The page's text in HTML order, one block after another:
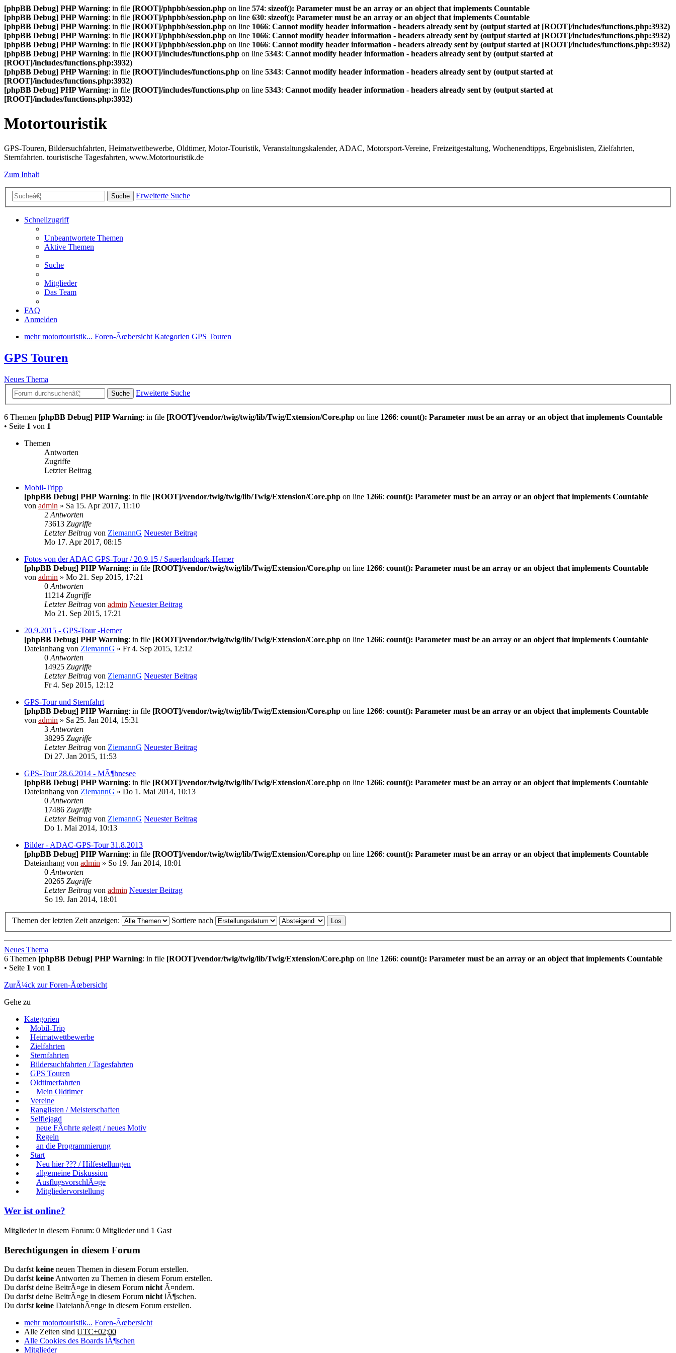
[phpBB Debug] PHP Warning: in file [ROOT]/phpbb/session.php on line 574: sizeof(): Parameter must be an array or an object that implements Countable
[phpBB Debug] PHP Warning: in file [ROOT]/phpbb/session.php on line 630: sizeof(): Parameter must be an array or an object that implements Countable
[phpBB Debug] PHP Warning: in file [ROOT]/phpbb/session.php on line 1066: Cannot modify header information - headers already sent by (output started at [ROOT]/includes/functions.php:3932)
[phpBB Debug] PHP Warning: in file [ROOT]/phpbb/session.php on line 1066: Cannot modify header information - headers already sent by (output started at [ROOT]/includes/functions.php:3932)
[phpBB Debug] PHP Warning: in file [ROOT]/phpbb/session.php on line 1066: Cannot modify header information - headers already sent by (output started at [ROOT]/includes/functions.php:3932)
[phpBB Debug] PHP Warning: in file [ROOT]/includes/functions.php on line 5343: Cannot modify header information - headers already sent by (output started at
[ROOT]/includes/functions.php:3932)
[phpBB Debug] PHP Warning: in file [ROOT]/includes/functions.php on line 5343: Cannot modify header information - headers already sent by (output started at
[ROOT]/includes/functions.php:3932)
[phpBB Debug] PHP Warning: in file [ROOT]/includes/functions.php on line 5343: Cannot modify header information - headers already sent by (output started at
[ROOT]/includes/functions.php:3932)
Motortouristik
GPS-Touren, Bildersuchfahrten, Heimatwettbewerbe, Oldtimer, Motor-Touristik, Veranstaltungskalender, ADAC, Motorsport-Vereine, Freizeitgestaltung, Wochenendtipps, Ergebnislisten, Zielfahrten,
Sternfahrten. touristische Tagesfahrten, www.Motortouristik.de
Zum Inhalt
Suche Erweiterte Suche
Schnellzugriff
Unbeantwortete Themen
Aktive Themen
Suche
Mitglieder
Das Team
FAQ
Anmelden
mehr motortouristik... Foren-Ãœbersicht Kategorien GPS Touren
GPS Touren
Neues Thema
Suche Erweiterte Suche
6 Themen [phpBB Debug] PHP Warning: in file [ROOT]/vendor/twig/twig/lib/Twig/Extension/Core.php on line 1266: count(): Parameter must be an array or an object that implements Countable
• Seite 1 von 1
Themen
Antworten
Zugriffe
Letzter Beitrag
Mobil-Tripp
[phpBB Debug] PHP Warning: in file [ROOT]/vendor/twig/twig/lib/Twig/Extension/Core.php on line 1266: count(): Parameter must be an array or an object that implements Countable
von admin » Sa 15. Apr 2017, 11:10
2 Antworten
73613 Zugriffe
Letzter Beitrag von ZiemannG Neuester Beitrag
Mo 17. Apr 2017, 08:15
Fotos von der ADAC GPS-Tour / 20.9.15 / Sauerlandpark-Hemer
[phpBB Debug] PHP Warning: in file [ROOT]/vendor/twig/twig/lib/Twig/Extension/Core.php on line 1266: count(): Parameter must be an array or an object that implements Countable
von admin » Mo 21. Sep 2015, 17:21
0 Antworten
11214 Zugriffe
Letzter Beitrag von admin Neuester Beitrag
Mo 21. Sep 2015, 17:21
20.9.2015 - GPS-Tour -Hemer
[phpBB Debug] PHP Warning: in file [ROOT]/vendor/twig/twig/lib/Twig/Extension/Core.php on line 1266: count(): Parameter must be an array or an object that implements Countable
Dateianhang von ZiemannG » Fr 4. Sep 2015, 12:12
0 Antworten
14925 Zugriffe
Letzter Beitrag von ZiemannG Neuester Beitrag
Fr 4. Sep 2015, 12:12
GPS-Tour und Sternfahrt
[phpBB Debug] PHP Warning: in file [ROOT]/vendor/twig/twig/lib/Twig/Extension/Core.php on line 1266: count(): Parameter must be an array or an object that implements Countable
von admin » Sa 25. Jan 2014, 15:31
3 Antworten
38295 Zugriffe
Letzter Beitrag von ZiemannG Neuester Beitrag
Di 27. Jan 2015, 11:53
GPS-Tour 28.6.2014 - MÃ¶hnesee
[phpBB Debug] PHP Warning: in file [ROOT]/vendor/twig/twig/lib/Twig/Extension/Core.php on line 1266: count(): Parameter must be an array or an object that implements Countable
Dateianhang von ZiemannG » Do 1. Mai 2014, 10:13
0 Antworten
17486 Zugriffe
Letzter Beitrag von ZiemannG Neuester Beitrag
Do 1. Mai 2014, 10:13
Bilder - ADAC-GPS-Tour 31.8.2013
[phpBB Debug] PHP Warning: in file [ROOT]/vendor/twig/twig/lib/Twig/Extension/Core.php on line 1266: count(): Parameter must be an array or an object that implements Countable
Dateianhang von admin » So 19. Jan 2014, 18:01
0 Antworten
20265 Zugriffe
Letzter Beitrag von admin Neuester Beitrag
So 19. Jan 2014, 18:01
Themen der letzten Zeit anzeigen: Sortiere nach
Neues Thema
6 Themen [phpBB Debug] PHP Warning: in file [ROOT]/vendor/twig/twig/lib/Twig/Extension/Core.php on line 1266: count(): Parameter must be an array or an object that implements Countable
• Seite 1 von 1
ZurÃ¼ck zur Foren-Ãœbersicht
Gehe zu
Kategorien
Mobil-Trip
Heimatwettbewerbe
Zielfahrten
Sternfahrten
Bildersuchfahrten / Tagesfahrten
GPS Touren
Oldtimerfahrten
Mein Oldtimer
Vereine
Ranglisten / Meisterschaften
Selfiejagd
neue FÃ¤hrte gelegt / neues Motiv
Regeln
an die Programmierung
Start
Neu hier ??? / Hilfestellungen
allgemeine Diskussion
AusflugsvorschlÃ¤ge
Mitgliedervorstellung
Wer ist online?
Mitglieder in diesem Forum: 0 Mitglieder und 1 Gast
Berechtigungen in diesem Forum
Du darfst keine neuen Themen in diesem Forum erstellen.
Du darfst keine Antworten zu Themen in diesem Forum erstellen.
Du darfst deine BeitrÃ¤ge in diesem Forum nicht Ã¤ndern.
Du darfst deine BeitrÃ¤ge in diesem Forum nicht lÃ¶schen.
Du darfst keine DateianhÃ¤nge in diesem Forum erstellen.
mehr motortouristik... Foren-Ãœbersicht
Alle Zeiten sind UTC+02:00
Alle Cookies des Boards lÃ¶schen
Mitglieder